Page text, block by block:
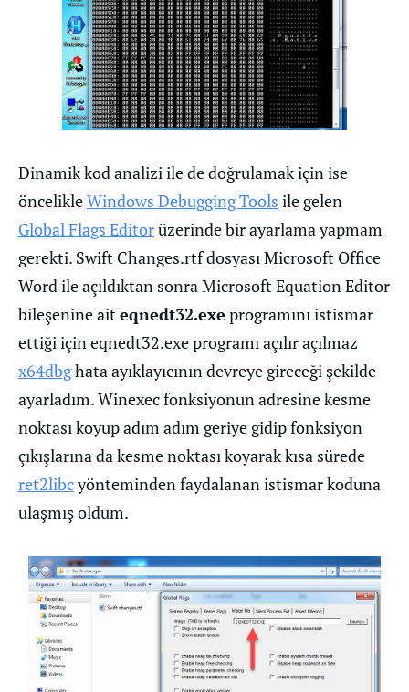
Dinamik kod analizi ile de doğrulamak için ise
öncelikleWindows Debugging Tools ile gelen
Global Flags Editorüzerinde bir ayarlama yapmam
gerekti. Swift Changes.rtf dosyası Microsoft Office
Word ile açıldıktan sonra Microsoft Equation Editor
bileşenine aiteqnedt32.exe programını istismar
ettiği için eqnedt32.exe programı açılır açılmaz
x64dbghata ayıklayıcının devreye gireceği şekilde
ayarladım. Winexec fonksiyonun adresine kesme
noktası koyup adım adım geriye gidip fonksiyon
çıkışlarına da kesme noktası koyarak kısa sürede
ret2libcyönteminden faydalanan istismar koduna
ulaşmış oldum.